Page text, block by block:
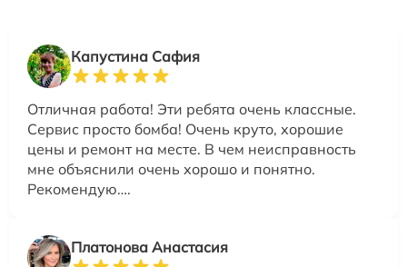
Капустина Сафия
Отличная работа! Эти ребята очень классные.
Сервис просто бомба! Очень круто, хорошие
цены и ремонт на месте. В чем неисправность
мне объяснили очень хорошо и понятно.
Рекомендую….
Платонова Анастасия